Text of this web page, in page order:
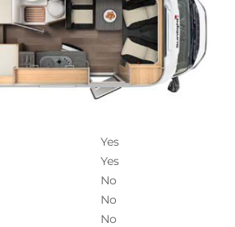
Yes
Yes
No
No
No